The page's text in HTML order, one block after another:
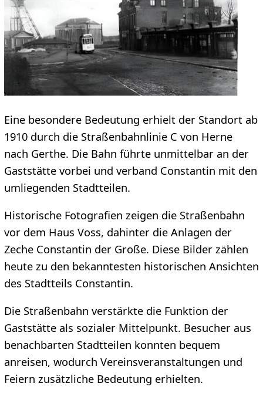
Eine besondere Bedeutung erhielt der Standort ab
1910 durch die Straßenbahnlinie C von Herne
nach Gerthe. Die Bahn führte unmittelbar an der
Gaststätte vorbei und verband Constantin mit den
umliegenden Stadtteilen.
Historische Fotografien zeigen die Straßenbahn
vor dem Haus Voss, dahinter die Anlagen der
Zeche Constantin der Große. Diese Bilder zählen
heute zu den bekanntesten historischen Ansichten
des Stadtteils Constantin.
Die Straßenbahn verstärkte die Funktion der
Gaststätte als sozialer Mittelpunkt. Besucher aus
benachbarten Stadtteilen konnten bequem
anreisen, wodurch Vereinsveranstaltungen und
Feiern zusätzliche Bedeutung erhielten.